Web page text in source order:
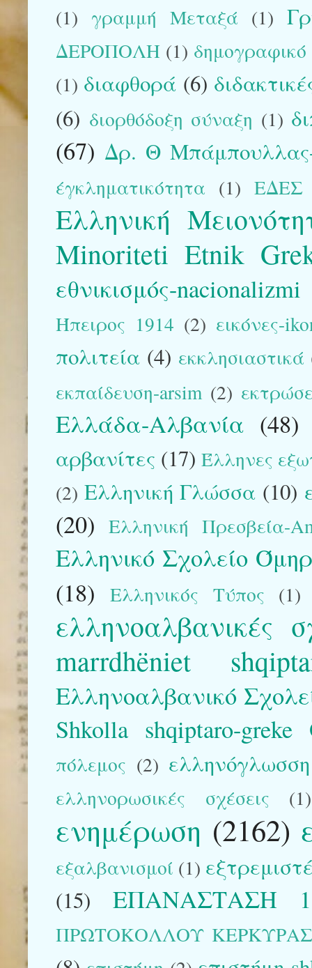
(1) γραμμή Μεταξά (1)
ΔΕΡΟΠΟΛΗ (1) δημογραφικό
(1) διαφθορά (6)
(6) διορθόδοξη σύναξη (1)
(67) Δρ. Θ
έγκληματικότητα (1) ΕΔΕΣ
Ελληνική
Minoriteti Etnik
εθνικισμός-nacionalizmi
Ήπειρος 1914 (2) εικόνες-
πολιτεία (4) εκκλησιαστικά
εκπαίδευση-arsim (2)
Ελλάδα-Αλβανία (48)
αρβανίτες (17) Έλληνες
(2) Ελληνική Γλώσσα (10)
(20) Ελληνική Πρεσβεία-
Ελληνικό Σχολείο
(18)
Ελληνικός Τύπος (1)
ελληνοαλβανικές
marrdhëniet
Ελληνοαλβανικό
Shkolla shqiptaro-greke
πόλεμος (2)
ελληνορωσικές σχέσεις (1)
ενημέρωση (2162)
εξαλβανισμοί (1)
(15)
ΕΠΑΝΑΣΤΑΣΗ
ΠΡΩΤΟΚΟΛΛΟΥ